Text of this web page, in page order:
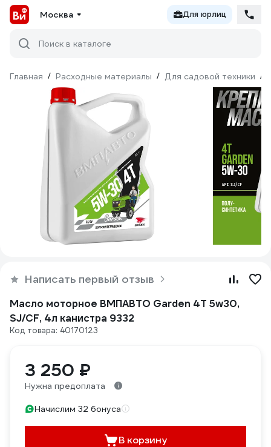
Москва Для юрлиц
Поиск в каталоге
Главная / Расходные материалы / Для садовой техники /
Написать первый отзыв
Масло моторное ВМПАВТО Garden 4Т 5w30,
SJ/CF, 4л канистра 9332
Код товара: 40170123
3 250 ₽
Нужна предоплата
Начислим 32 бонуса
В корзину